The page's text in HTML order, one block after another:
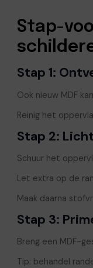
Stap-
Stap 1:
Ook nieuw MDF
Reinig het
Stap 2:
Schuur het
Let extra op de
Maak daarna
Stap 3:
Breng een MDF-
Tip: behandel